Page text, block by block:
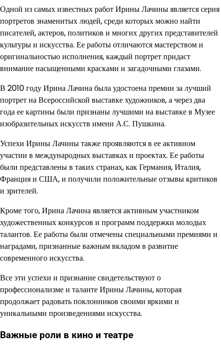
Одной из самых известных работ Ирины Лачины является серия
портретов знаменитых людей, среди которых можно найти
писателей, актеров, политиков и многих других представителей
культуры и искусства. Ее работы отличаются мастерством и
оригинальностью исполнения, каждый портрет придаст
внимание насыщенными красками и загадочными глазами.
В 2010 году Ирина Лачина была удостоена премии за лучший
портрет на Всероссийской выставке художников, а через два
года ее картины были признаны лучшими на выставке в Музее
изобразительных искусств имени А.С. Пушкина.
Успехи Ирины Лачины также проявляются в ее активном
участии в международных выставках и проектах. Ее работы
были представлены в таких странах, как Германия, Италия,
Франция и США, и получили положительные отзывы критиков
и зрителей.
Кроме того, Ирина Лачина является активным участником
художественных конкурсов и программ поддержки молодых
талантов. Ее работы были отмечены специальными премиями и
наградами, признанные важным вкладом в развитие
современного искусства.
Все эти успехи и признание свидетельствуют о
профессионализме и таланте Ирины Лачины, которая
продолжает радовать поклонников своими яркими и
уникальными произведениями искусства.
Важные роли в кино и театре